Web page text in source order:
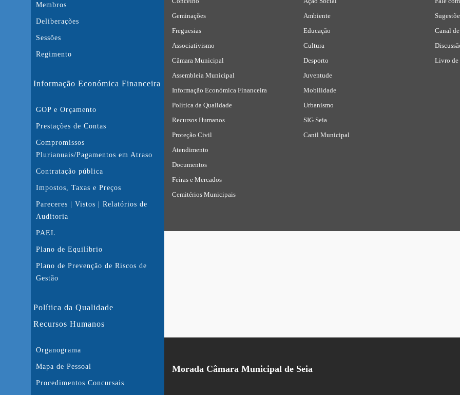
Membros
Deliberações
Sessões
Regimento
Informação Económica Financeira
GOP e Orçamento
Prestações de Contas
Compromissos
Plurianuais/Pagamentos em Atraso
Contratação pública
Impostos, Taxas e Preços
Pareceres | Vistos | Relatórios de
Auditoria
PAEL
Plano de Equilíbrio
Plano de Prevenção de Riscos de
Gestão
Política da Qualidade
Recursos Humanos
Organograma
Mapa de Pessoal
Procedimentos Concursais
Geminações
Freguesias
Associativismo
Câmara Municipal
Assembleia Municipal
Informação Económica Financeira
Política da Qualidade
Recursos Humanos
Proteção Civil
Atendimento
Documentos
Feiras e Mercados
Cemitérios Municipais
Ambiente
Educação
Cultura
Desporto
Juventude
Mobilidade
Urbanismo
SIG Seia
Canil Municipal
Canal
Livro de
Morada Câmara Municipal de Seia